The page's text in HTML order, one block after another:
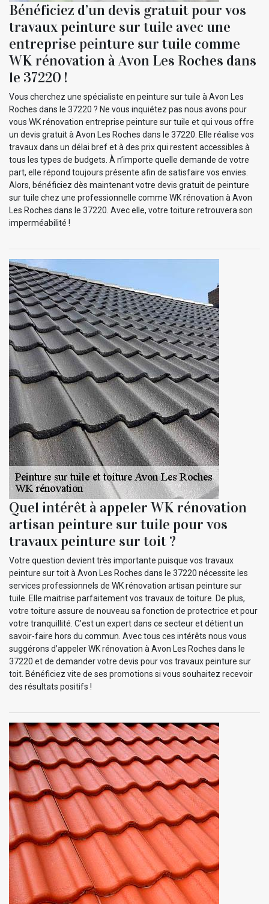
Bénéficiez d’un devis gratuit pour vos
travaux peinture sur tuile avec une
entreprise peinture sur tuile comme
WK rénovation à Avon Les Roches dans
le 37220 !
Vous cherchez une spécialiste en peinture sur tuile à Avon Les
Roches dans le 37220 ? Ne vous inquiétez pas nous avons pour
vous WK rénovation entreprise peinture sur tuile et qui vous offre
un devis gratuit à Avon Les Roches dans le 37220. Elle réalise vos
travaux dans un délai bref et à des prix qui restent accessibles à
tous les types de budgets. À n’importe quelle demande de votre
part, elle répond toujours présente afin de satisfaire vos envies.
Alors, bénéficiez dès maintenant votre devis gratuit de peinture
sur tuile chez une professionnelle comme WK rénovation à Avon
Les Roches dans le 37220. Avec elle, votre toiture retrouvera son
imperméabilité !
Quel intérêt à appeler WK rénovation
artisan peinture sur tuile pour vos
travaux peinture sur toit ?
Votre question devient très importante puisque vos travaux
peinture sur toit à Avon Les Roches dans le 37220 nécessite les
services professionnels de WK rénovation artisan peinture sur
tuile. Elle maitrise parfaitement vos travaux de toiture. De plus,
votre toiture assure de nouveau sa fonction de protectrice et pour
votre tranquillité. C’est un expert dans ce secteur et détient un
savoir-faire hors du commun. Avec tous ces intérêts nous vous
suggérons d’appeler WK rénovation à Avon Les Roches dans le
37220 et de demander votre devis pour vos travaux peinture sur
toit. Bénéficiez vite de ses promotions si vous souhaitez recevoir
des résultats positifs !